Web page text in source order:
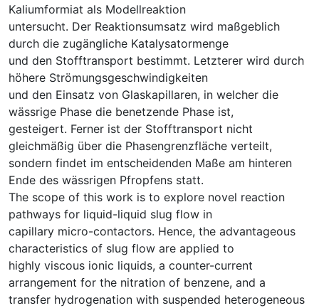
Kaliumformiat als Modellreaktion
untersucht. Der Reaktionsumsatz wird maßgeblich
durch die zugängliche Katalysatormenge
und den Stofftransport bestimmt. Letzterer wird durch
höhere Strömungsgeschwindigkeiten
und den Einsatz von Glaskapillaren, in welcher die
wässrige Phase die benetzende Phase ist,
gesteigert. Ferner ist der Stofftransport nicht
gleichmäßig über die Phasengrenzfläche verteilt,
sondern findet im entscheidenden Maße am hinteren
Ende des wässrigen Pfropfens statt.
The scope of this work is to explore novel reaction
pathways for liquid-liquid slug flow in
capillary micro-contactors. Hence, the advantageous
characteristics of slug flow are applied to
highly viscous ionic liquids, a counter-current
arrangement for the nitration of benzene, and a
transfer hydrogenation with suspended heterogeneous